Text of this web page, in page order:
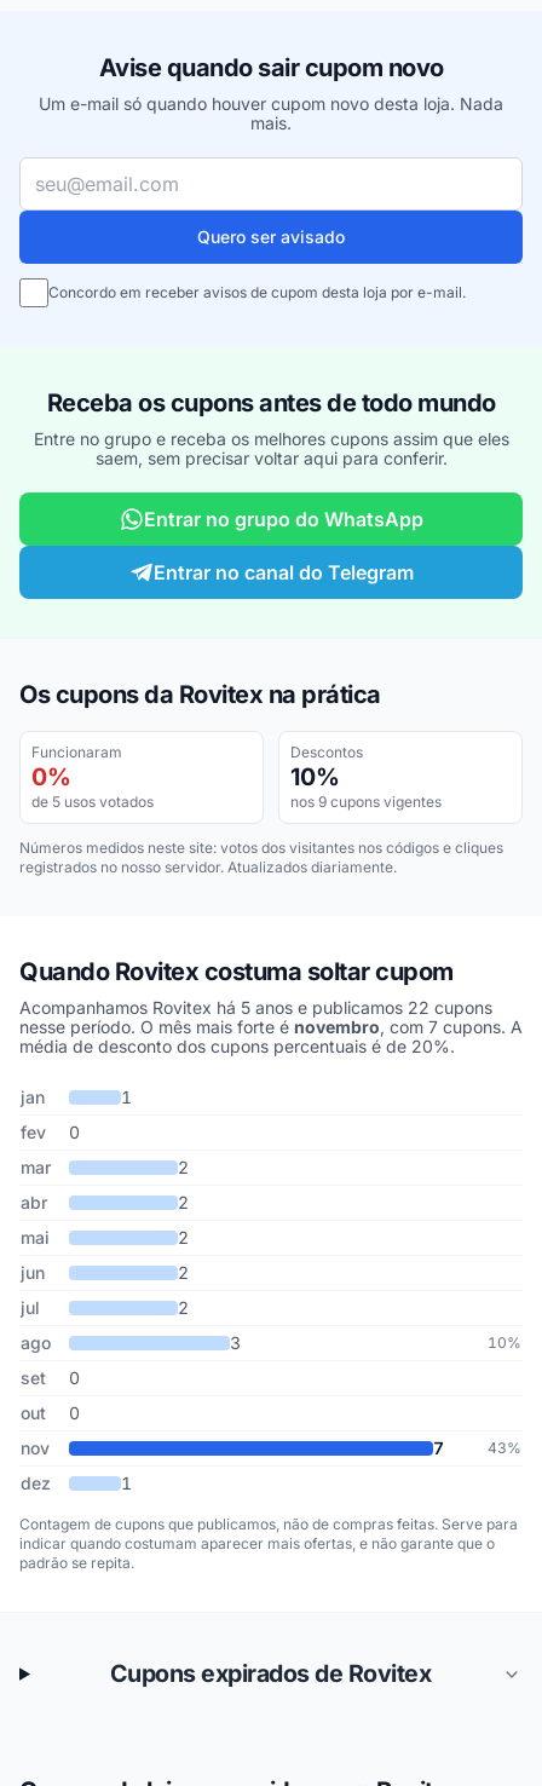
Avise quando sair cupom novo
Um e-mail só quando houver cupom novo desta loja. Nada
mais.
Quero ser avisado
Concordo em receber avisos de cupom desta loja por e-mail.
Receba os cupons antes de todo mundo
Entre no grupo e receba os melhores cupons assim que eles
saem, sem precisar voltar aqui para conferir.
Entrar no grupo do WhatsApp
Entrar no canal do Telegram
Os cupons da Rovitex na prática
Funcionaram
0%
de 5 usos votados
Descontos
10%
nos 9 cupons vigentes
Números medidos neste site: votos dos visitantes nos códigos e cliques
registrados no nosso servidor. Atualizados diariamente.
Quando Rovitex costuma soltar cupom
Acompanhamos Rovitex há 5 anos e publicamos 22 cupons
nesse período. O mês mais forte é novembro, com 7 cupons. A
média de desconto dos cupons percentuais é de 20%.
Cupons de Rovitex publicados por mês, somando os últimos 5
Mês Cupons publicados
jan
1
fev
0
mar
2
abr
2
mai
2
jun
2
jul
2
ago
3 10%
set
0
out
0
nov
7 43%
dez 1
Contagem de cupons que publicamos, não de compras feitas. Serve para
indicar quando costumam aparecer mais ofertas, e não garante que o
padrão se repita.
Cupons expirados de Rovitex